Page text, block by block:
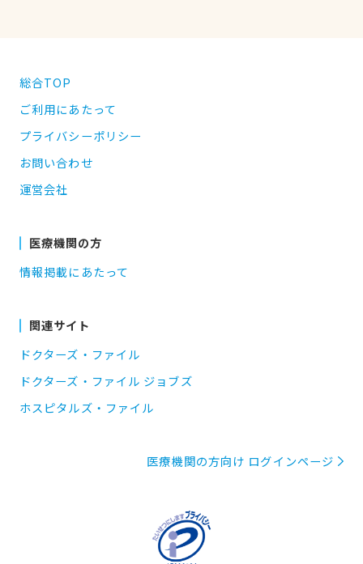
総合TOP
ご利用にあたって
プライバシーポリシー
お問い合わせ
運営会社
医療機関の方
情報掲載にあたって
関連サイト
ドクターズ・ファイル
ドクターズ・ファイル ジョブズ
ホスピタルズ・ファイル
医療機関の方向け ログインページ